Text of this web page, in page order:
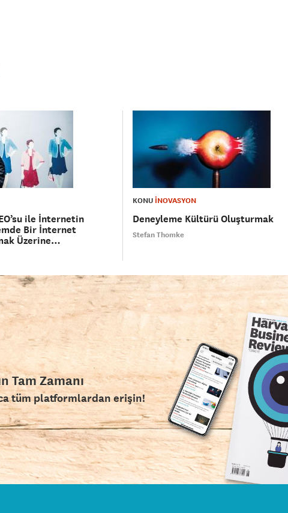
ile İnternetin
Bir İnternet
Üzerine…
KONU İNOVASYON
Deneyleme Kültürü Oluşturmak
Stefan Thomke
Tam Zamanı
tüm platformlardan erişin!